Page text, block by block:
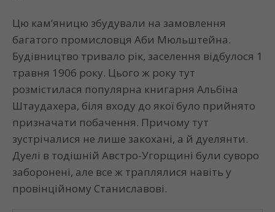
Цю кам’яницю збудували на замовлення
багатого промисловця Аби Мюльштейна.
Будівництво тривало рік, заселення відбулося 1
травня 1906 року. Цього ж року тут
розмістилася популярна книгарня Альбіна
Штаудахера, біля входу до якої було прийнято
призначати побачення. Причому тут
зустрічалися не лише закохані, а й дуелянти.
Дуелі в тодішній Австро-Угорщині були суворо
заборонені, але все ж траплялися навіть у
провінційному Станиславові.